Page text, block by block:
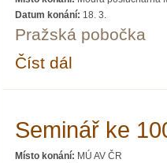
Datum konání: 18. 3.
Pražská pobočka
Číst dál
Seminář ke
Místo konání: MÚ AV ČR